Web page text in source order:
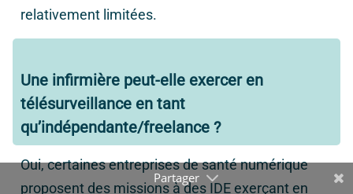
relativement limitées.
Une infirmière peut-elle exercer en
télésurveillance en tant
qu’indépendante/freelance ?
Oui, certaines entreprises de santé numérique
proposent des missions à des IDE exerçant en